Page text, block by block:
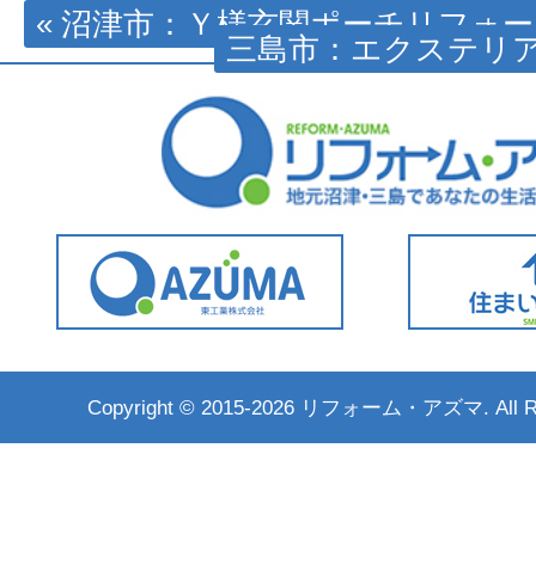
« 沼津市：Ｙ様玄関ポーチリフォ
三島市：エクステリ
Copyright © 2015-2026 リフォーム・アズマ. All